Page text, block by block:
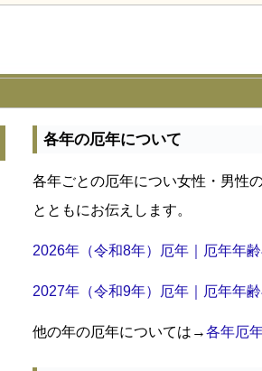
各年の厄年について
各年ごとの厄年につい女性・男性
とともにお伝えします。
2026年（令和8年）厄年｜厄年年
2027年（令和9年）厄年｜厄年年
他の年の厄年については→各年厄